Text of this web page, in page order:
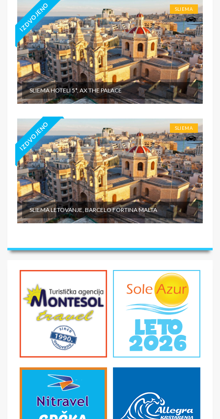
IZDVOJENO SLIEMA
SLIEMA HOTELI 5*, AX THE PALACE
IZDVOJENO SLIEMA
SLIEMA LETOVANJE, BARCELO FORTINA MALTA